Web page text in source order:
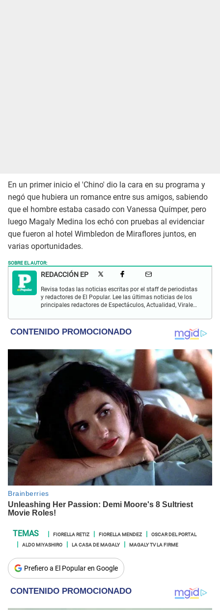
En un primer inicio el 'Chino' dio la cara en su programa y
negó que hubiera un romance entre sus amigos, sabiendo
que el hombre estaba casado con Vanessa Químper, pero
luego Magaly Medina los echó con pruebas al evidenciar
que fueron al hotel Wimbledon de Miraflores juntos, en
varias oportunidades.
SOBRE EL AUTOR:
REDACCIÓN EP
Revisa todas las noticias escritas por el staff de periodistas
y redactores de El Popular. Lee las últimas noticias de los
principales redactores de Espectáculos, Actualidad, Virales,
FIORELLA RETIZ FIORELLA MENDEZ
OSCAR DEL PORTAL
ALDO MIYASHIRO
LA CASA DE MAGALY MAGALY TV LA FIRME
Prefiero a El Popular en Google